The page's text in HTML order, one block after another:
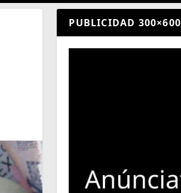
PUBLICIDAD 300×600